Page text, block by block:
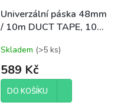
Univerzální páska 48mm
/ 10m DUCT TAPE, 10
Skladem (>5 ks)
589 Kč
DO KOŠÍKU